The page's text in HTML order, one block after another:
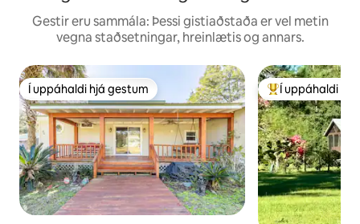
Gestir eru sammála: Þessi gistiaðstaða er vel metin
vegna staðsetningar, hreinlætis og annars.
Í uppáhaldi hjá gestum
Í uppáhaldi hjá gestum Í mestu
Í uppáhaldi